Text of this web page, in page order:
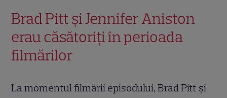
Brad Pitt și Jennifer Aniston
erau căsătoriți în perioada
filmărilor
La momentul filmării episodului, Brad Pitt și